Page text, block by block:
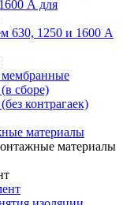
А для
630, 1250 и 1600 А
сборе)
контрагаек)
материалы
материалы